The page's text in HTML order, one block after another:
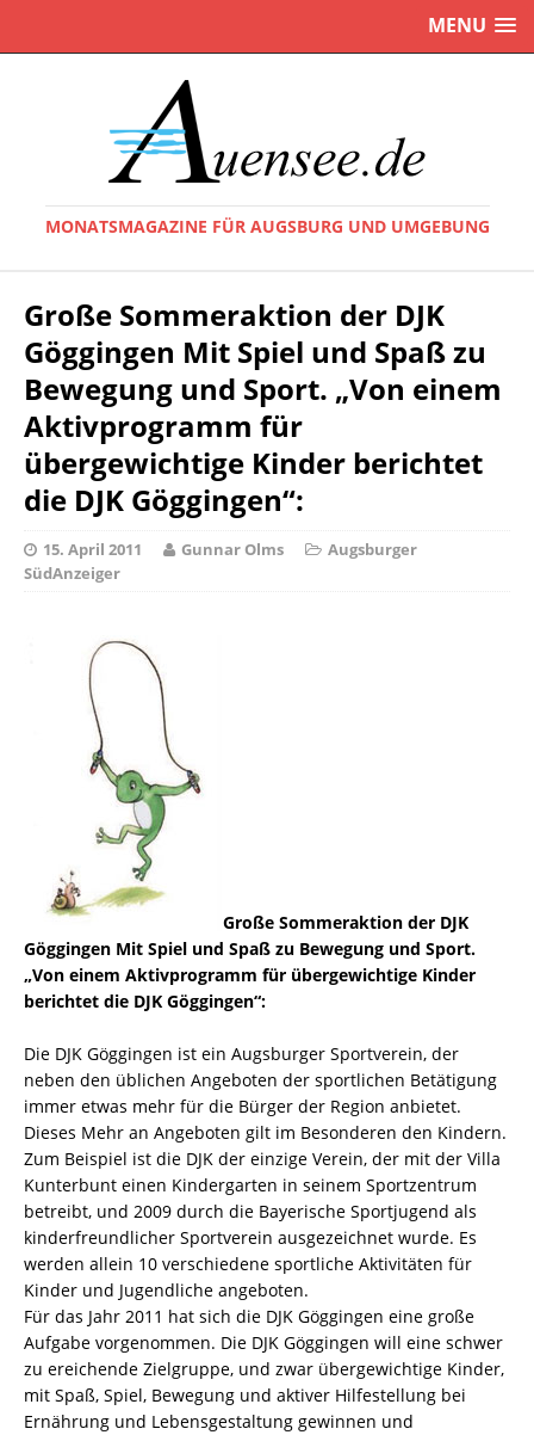
MENU
MONATSMAGAZINE FÜR AUGSBURG UND UMGEBUNG
Große Sommeraktion der DJK
Göggingen Mit Spiel und Spaß zu
Bewegung und Sport. „Von einem
Aktivprogramm für
übergewichtige Kinder berichtet
die DJK Göggingen“:
15. April 2011 Gunnar Olms
Augsburger
SüdAnzeiger
Große Sommeraktion der DJK
Göggingen Mit Spiel und Spaß zu Bewegung und Sport.
„Von einem Aktivprogramm für übergewichtige Kinder
berichtet die DJK Göggingen“:
Die DJK Göggingen ist ein Augsburger Sportverein, der
neben den üblichen Angeboten der sportlichen Betätigung
immer etwas mehr für die Bürger der Region anbietet.
Dieses Mehr an Angeboten gilt im Besonderen den Kindern.
Zum Beispiel ist die DJK der einzige Verein, der mit der Villa
Kunterbunt einen Kindergarten in seinem Sportzentrum
betreibt, und 2009 durch die Bayerische Sportjugend als
kinderfreundlicher Sportverein ausgezeichnet wurde. Es
werden allein 10 verschiedene sportliche Aktivitäten für
Kinder und Jugendliche angeboten.
Für das Jahr 2011 hat sich die DJK Göggingen eine große
Aufgabe vorgenommen. Die DJK Göggingen will eine schwer
zu ereichende Zielgruppe, und zwar übergewichtige Kinder,
mit Spaß, Spiel, Bewegung und aktiver Hilfestellung bei
Ernährung und Lebensgestaltung gewinnen und